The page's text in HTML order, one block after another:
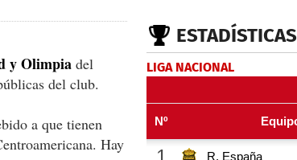
y Olimpia del
del club.
a que tienen
Hay
ESTADÍSTICAS
LIGA NACIONAL